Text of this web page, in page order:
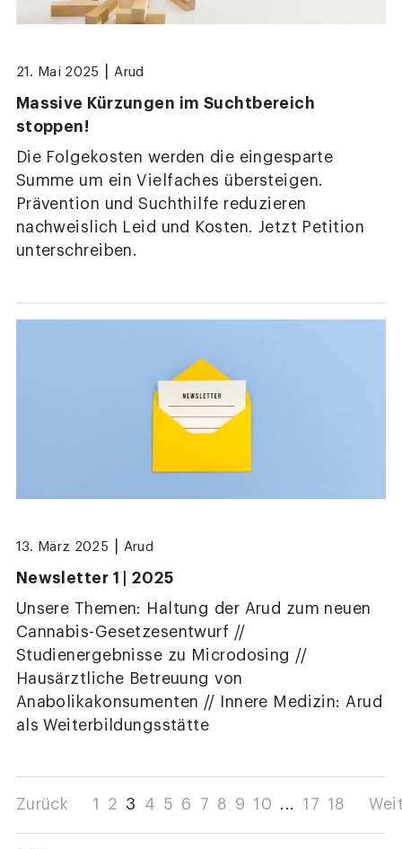
21. Mai 2025 Arud
Massive Kürzungen im Suchtbereich
stoppen!
Die Folgekosten werden die eingesparte
Summe um ein Vielfaches übersteigen.
Prävention und Suchthilfe reduzieren
nachweislich Leid und Kosten. Jetzt Petition
unterschreiben.
13. März 2025 Arud
Newsletter 1 | 2025
Unsere Themen: Haltung der Arud zum neuen
Cannabis-Gesetzesentwurf //
Studienergebnisse zu Microdosing //
Hausärztliche Betreuung von
Anabolikakonsumenten // Innere Medizin: Arud
als Weiterbildungsstätte
Zurück 1 2 3 4 5 6 7 8 9 10 ... 17 18